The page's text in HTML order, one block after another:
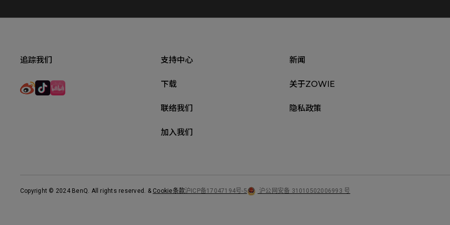
追踪我们 支持中心
下载
联络我们
加入我们
新闻
关于ZOWIE
隐私政策
Copyright © 2024 BenQ. All rights reserved. & Cookie条款沪ICP备17047194号-5 沪公网安备 31010502006993 号